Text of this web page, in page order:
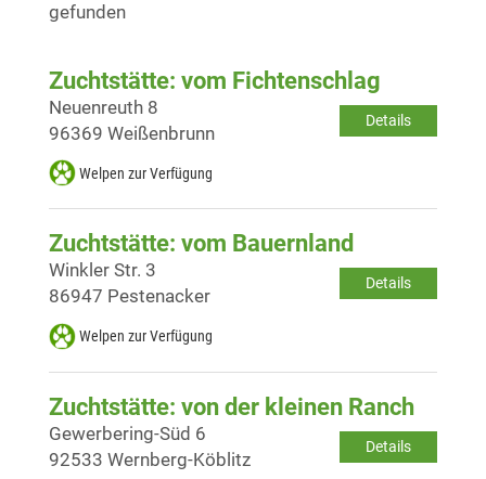
gefunden
Zuchtstätte: vom Fichtenschlag
Details
Neuenreuth 8
96369 Weißenbrunn
Welpen zur Verfügung
Zuchtstätte: vom Bauernland
Details
Winkler Str. 3
86947 Pestenacker
Welpen zur Verfügung
Zuchtstätte: von der kleinen Ranch
Details
Gewerbering-Süd 6
92533 Wernberg-Köblitz